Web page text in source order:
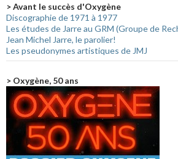
> Avant le succès d'Oxygène
Discographie de 1971 à 1977
Les études de Jarre au GRM (Groupe de
Jean Michel Jarre, le parolier!
Les pseudonymes artistiques de JMJ
> Oxygène, 50 ans